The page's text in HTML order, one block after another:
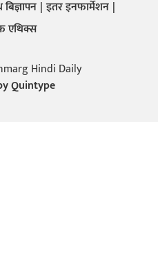
इतर इनफार्मेशन
एथिक्स
Hindi Daily
Quintype